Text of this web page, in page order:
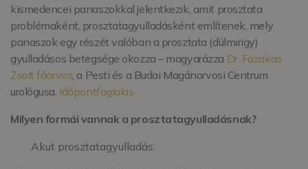
kismedencei panaszokkal jelentkezik, amit prosztata
problémaként, prosztatagyulladásként említenek, mely
panaszok egy részét valóban a prosztata (dülmirigy)
gyulladásos betegsége okozza – magyarázza Dr. Fazakas
Zsolt főorvos , a Pesti és a Budai Magánorvosi Centrum
urológusa. Időpontfoglalás
Milyen formái vannak a prosztatagyulladásnak?
Akut prosztatagyulladás: